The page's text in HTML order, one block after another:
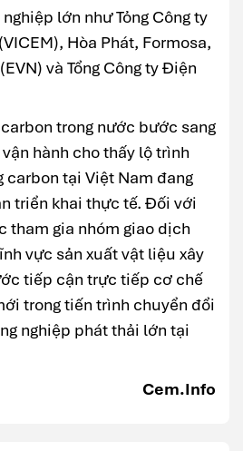
lớn như Tỏng Công ty
Hòa Phát, Formosa,
và Tổng Công ty Điện
trong nước bước sang
hành cho thấy lộ trình
carbon tại Việt Nam đang
triển khai thực tế. Đối với
tham gia nhóm giao dịch
vực sản xuất vật liệu xây
tiếp cận trực tiếp cơ chế
trong tiến trình chuyển đổi
nghiệp phát thải lớn tại
Cem.Info